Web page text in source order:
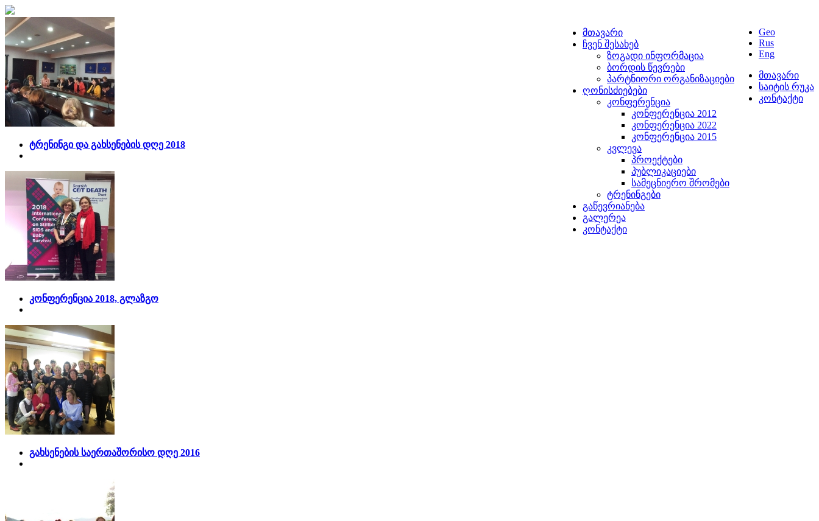
Geo
Rus
Eng
მთავარი
საიტის რუკა
კონტაქტი
მთავარი
ჩვენ შესახებ
ზოგადი ინფორმაცია
ბორდის წევრები
პარტნიორი ორგანიზაციები
ღონისძიებები
კონფერენცია
კონფერენცია 2012
კონფერენცია 2022
კონფერენცია 2015
კვლევა
პროექტები
პუბლიკაციები
სამეცნიერო შრომები
ტრენინგები
გაწევრიანება
გალერეა
კონტაქტი
ტრენინგი და გახსენების დღე 2018
კონფერენცია 2018, გლაზგო
გახსენების საერთაშორისო დღე 2016